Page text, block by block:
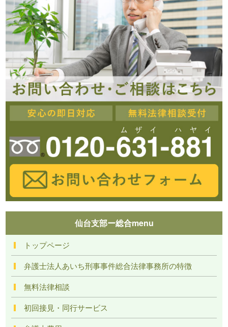
仙台支部ー総合menu
トップページ
弁護士法人あいち刑事事件総合法律事務所の特徴
無料法律相談
初回接見・同行サービス